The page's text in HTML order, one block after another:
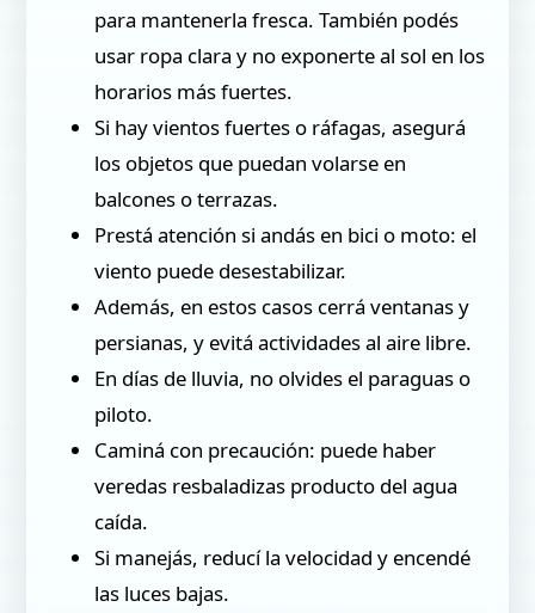
para mantenerla fresca. También podés
usar ropa clara y no exponerte al sol en los
horarios más fuertes.
Si hay vientos fuertes o ráfagas, asegurá
los objetos que puedan volarse en
balcones o terrazas.
Prestá atención si andás en bici o moto: el
viento puede desestabilizar.
Además, en estos casos cerrá ventanas y
persianas, y evitá actividades al aire libre.
En días de lluvia, no olvides el paraguas o
piloto.
Caminá con precaución: puede haber
veredas resbaladizas producto del agua
caída.
Si manejás, reducí la velocidad y encendé
las luces bajas.